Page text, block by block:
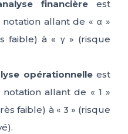
financière est
allant de « α »
faible) à « γ » (risque
opérationnelleest
allant de « 1 »
faible) à « 3 » (risque